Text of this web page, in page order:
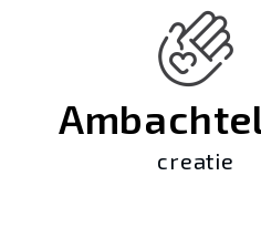
creatie